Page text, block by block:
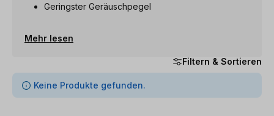
Geringster Geräuschpegel
Mehr lesen
Filtern & Sortieren
0 Artikel gefunden
Keine Produkte gefunden.